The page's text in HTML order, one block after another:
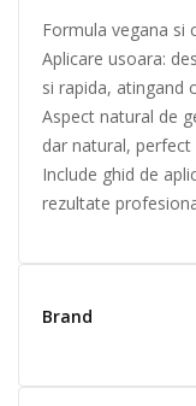
Formula vegana si
Aplicare usoara:
si rapida, atingand
Aspect natural de
dar natural,
Include ghid de
rezultate
Brand